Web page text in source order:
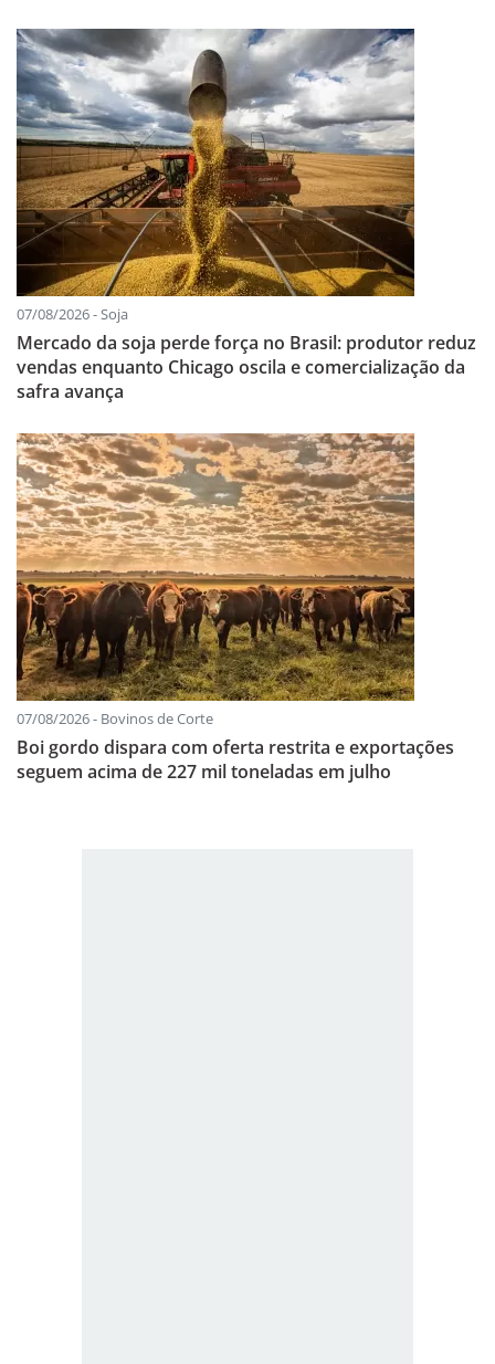
07/08/2026 - Soja
Mercado da soja perde força no Brasil: produtor reduz
vendas enquanto Chicago oscila e comercialização da
safra avança
07/08/2026 - Bovinos de Corte
Boi gordo dispara com oferta restrita e exportações
seguem acima de 227 mil toneladas em julho